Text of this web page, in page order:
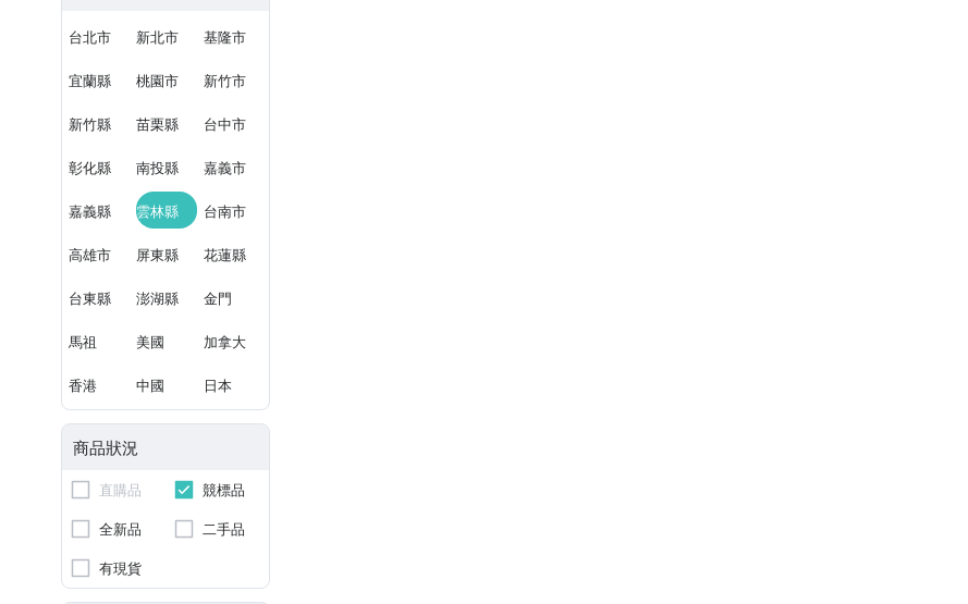
台北市 新北市 基隆市
宜蘭縣 桃園市 新竹市
新竹縣 苗栗縣 台中市
彰化縣 南投縣 嘉義市
嘉義縣 雲林縣 台南市
高雄市 屏東縣 花蓮縣
台東縣 澎湖縣 金門
馬祖 美國 加拿大
香港 中國 日本
商品狀況
直購品
競標品
全新品
二手品
有現貨